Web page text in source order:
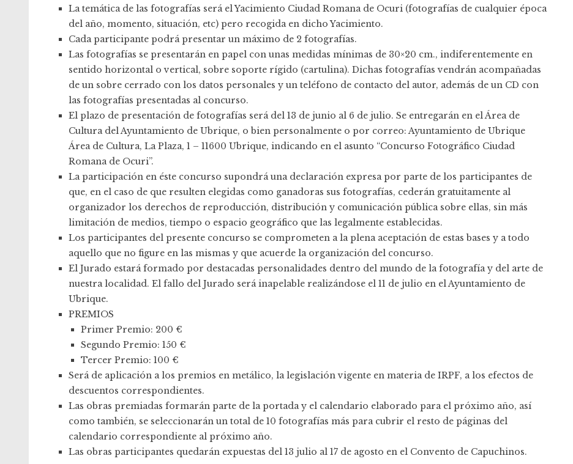
La temática de las fotografías será el Yacimiento Ciudad Romana de Ocuri (fotografías de cualquier época
del año, momento, situación, etc) pero recogida en dicho Yacimiento.
Cada participante podrá presentar un máximo de 2 fotografías.
Las fotografías se presentarán en papel con unas medidas mínimas de 30×20 cm., indiferentemente en
sentido horizontal o vertical, sobre soporte rígido (cartulina). Dichas fotografías vendrán acompañadas
de un sobre cerrado con los datos personales y un teléfono de contacto del autor, además de un CD con
las fotografías presentadas al concurso.
El plazo de presentación de fotografías será del 13 de junio al 6 de julio. Se entregarán en el Área de
Cultura del Ayuntamiento de Ubrique, o bien personalmente o por correo: Ayuntamiento de Ubrique
Área de Cultura, La Plaza, 1 – 11600 Ubrique, indicando en el asunto “Concurso Fotográfico Ciudad
Romana de Ocuri”.
La participación en éste concurso supondrá una declaración expresa por parte de los participantes de
que, en el caso de que resulten elegidas como ganadoras sus fotografías, cederán gratuitamente al
organizador los derechos de reproducción, distribución y comunicación pública sobre ellas, sin más
limitación de medios, tiempo o espacio geográfico que las legalmente establecidas.
Los participantes del presente concurso se comprometen a la plena aceptación de estas bases y a todo
aquello que no figure en las mismas y que acuerde la organización del concurso.
El Jurado estará formado por destacadas personalidades dentro del mundo de la fotografía y del arte de
nuestra localidad. El fallo del Jurado será inapelable realizándose el 11 de julio en el Ayuntamiento de
Ubrique.
PREMIOS
Primer Premio: 200 €
Segundo Premio: 150 €
Tercer Premio: 100 €
Será de aplicación a los premios en metálico, la legislación vigente en materia de IRPF, a los efectos de
descuentos correspondientes.
Las obras premiadas formarán parte de la portada y el calendario elaborado para el próximo año, así
como también, se seleccionarán un total de 10 fotografías más para cubrir el resto de páginas del
calendario correspondiente al próximo año.
Las obras participantes quedarán expuestas del 13 julio al 17 de agosto en el Convento de Capuchinos.